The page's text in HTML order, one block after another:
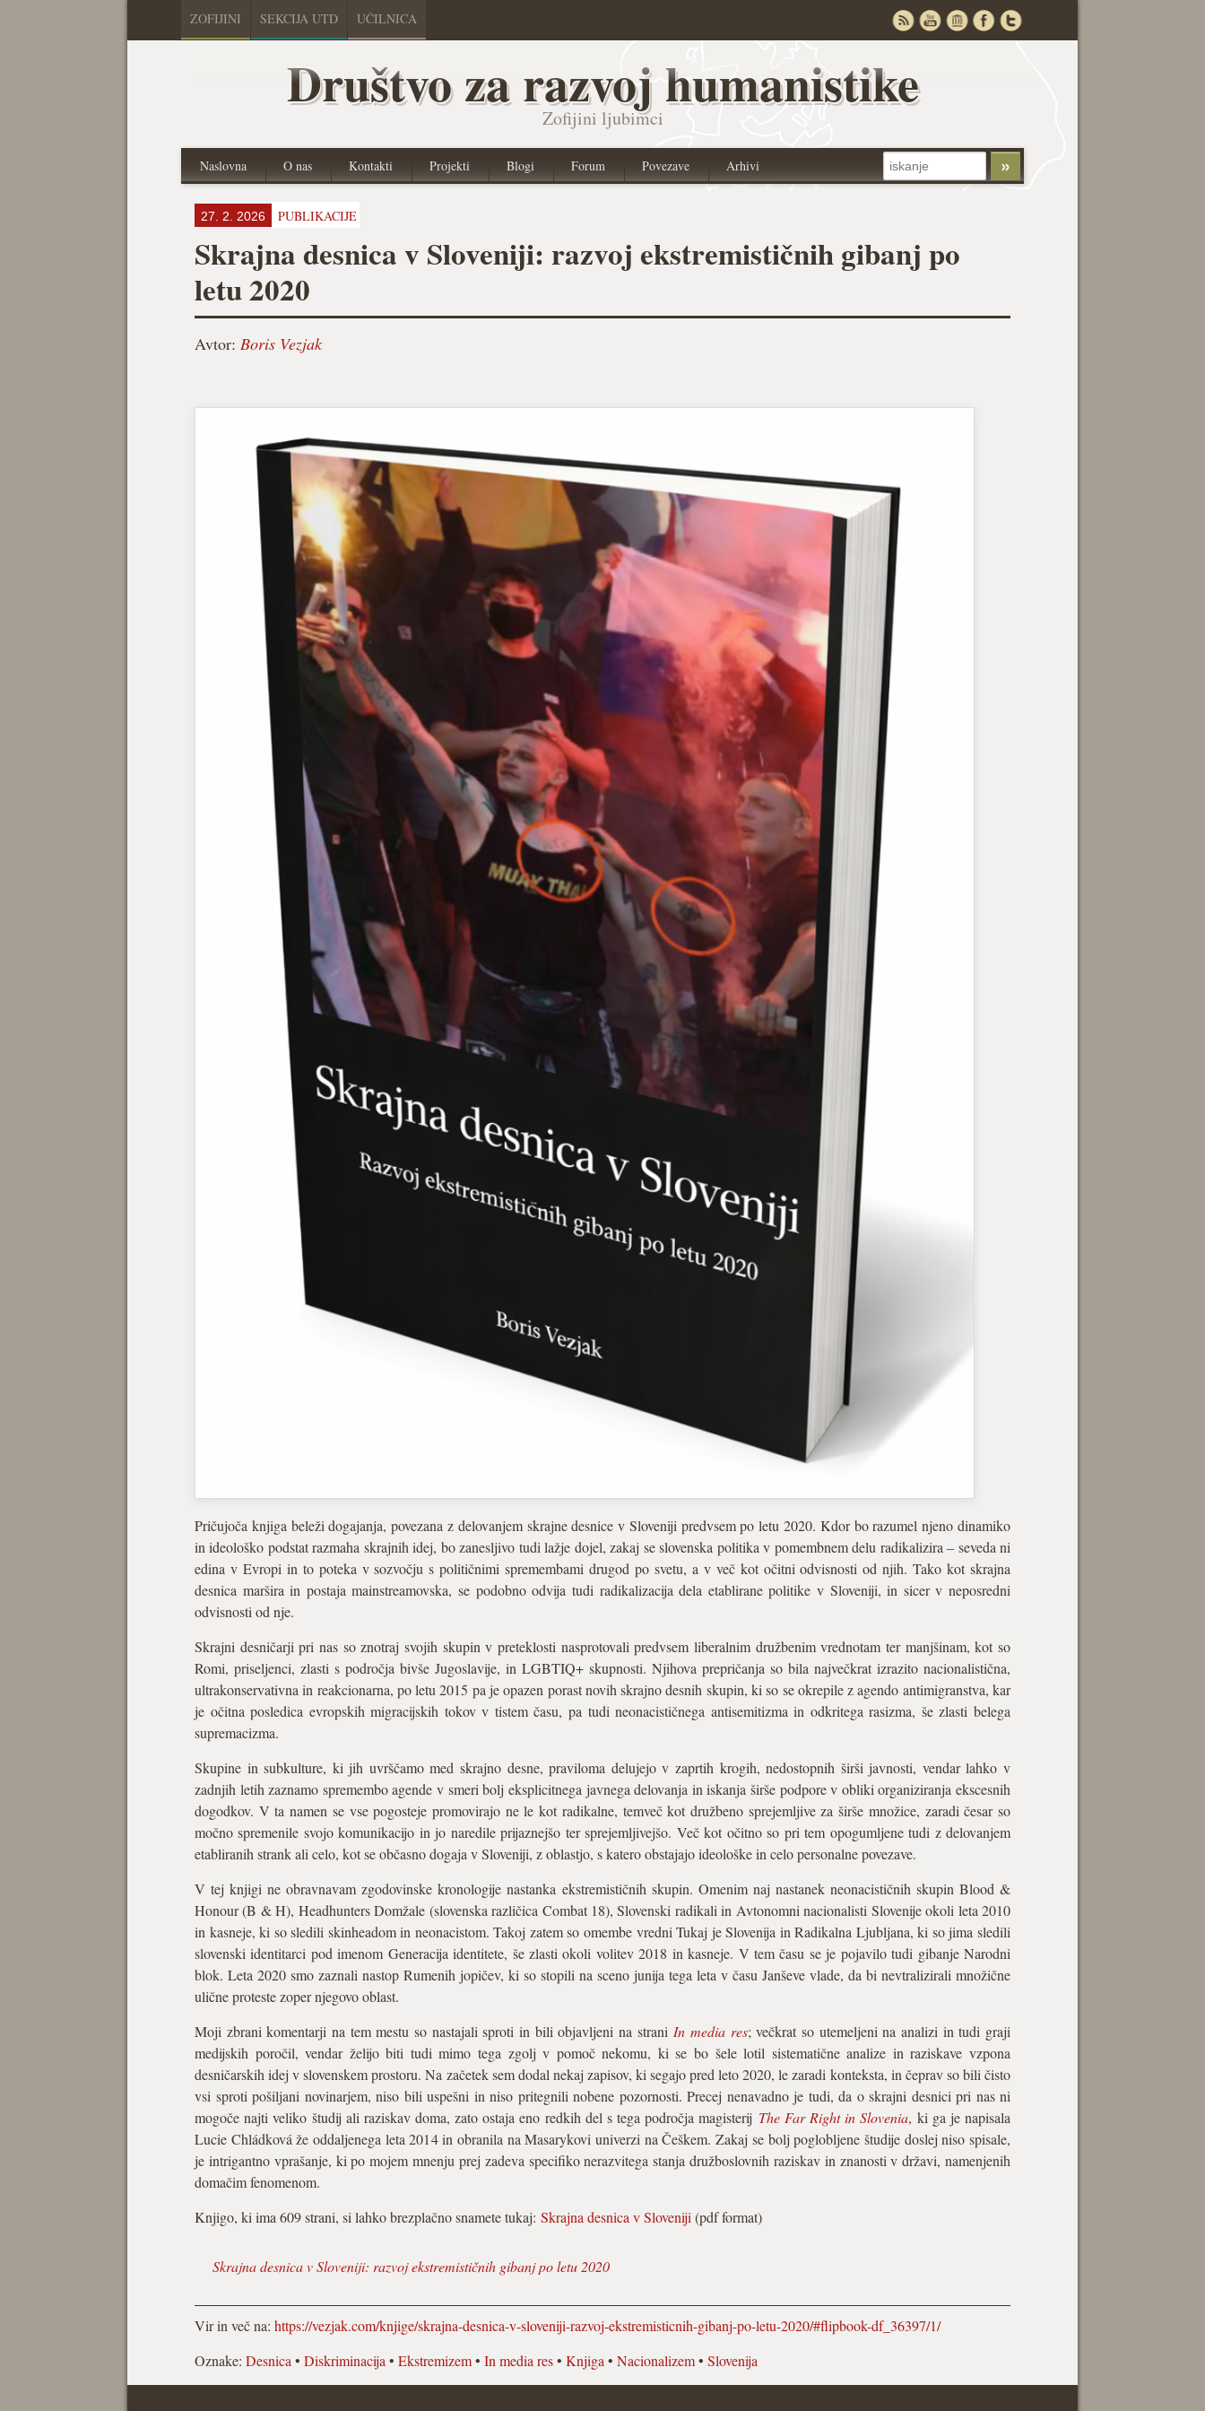
ZOFIJINI SEKCIJA UTD UČILNICA
Društvo za razvoj humanistike
Zofijini ljubimci
Naslovna O nas Kontakti Projekti Blogi Forum Povezave Arhivi
27. 2. 2026 PUBLIKACIJE
Skrajna desnica v Sloveniji: razvoj ekstremističnih gibanj po
letu 2020
Avtor: Boris Vezjak
Pričujoča knjiga beleži dogajanja, povezana z delovanjem skrajne desnice v Sloveniji predvsem po letu 2020. Kdor bo razumel njeno dinamiko
in ideološko podstat razmaha skrajnih idej, bo zanesljivo tudi lažje dojel, zakaj se slovenska politika v pomembnem delu radikalizira – seveda ni
edina v Evropi in to poteka v sozvočju s političnimi spremembami drugod po svetu, a v več kot očitni odvisnosti od njih. Tako kot skrajna
desnica maršira in postaja mainstreamovska, se podobno odvija tudi radikalizacija dela etablirane politike v Sloveniji, in sicer v neposredni
odvisnosti od nje.
Skrajni desničarji pri nas so znotraj svojih skupin v preteklosti nasprotovali predvsem liberalnim družbenim vrednotam ter manjšinam, kot so
Romi, priseljenci, zlasti s področja bivše Jugoslavije, in LGBTIQ+ skupnosti. Njihova prepričanja so bila največkrat izrazito nacionalistična,
ultrakonservativna in reakcionarna, po letu 2015 pa je opazen porast novih skrajno desnih skupin, ki so se okrepile z agendo antimigranstva, kar
je očitna posledica evropskih migracijskih tokov v tistem času, pa tudi neonacističnega antisemitizma in odkritega rasizma, še zlasti belega
supremacizma.
Skupine in subkulture, ki jih uvrščamo med skrajno desne, praviloma delujejo v zaprtih krogih, nedostopnih širši javnosti, vendar lahko v
zadnjih letih zaznamo spremembo agende v smeri bolj eksplicitnega javnega delovanja in iskanja širše podpore v obliki organiziranja ekscesnih
dogodkov. V ta namen se vse pogosteje promovirajo ne le kot radikalne, temveč kot družbeno sprejemljive za širše množice, zaradi česar so
močno spremenile svojo komunikacijo in jo naredile prijaznejšo ter sprejemljivejšo. Več kot očitno so pri tem opogumljene tudi z delovanjem
etabliranih strank ali celo, kot se občasno dogaja v Sloveniji, z oblastjo, s katero obstajajo ideološke in celo personalne povezave.
V tej knjigi ne obravnavam zgodovinske kronologije nastanka ekstremističnih skupin. Omenim naj nastanek neonacističnih skupin Blood &
Honour (B & H), Headhunters Domžale (slovenska različica Combat 18), Slovenski radikali in Avtonomni nacionalisti Slovenije okoli leta 2010
in kasneje, ki so sledili skinheadom in neonacistom. Takoj zatem so omembe vredni Tukaj je Slovenija in Radikalna Ljubljana, ki so jima sledili
slovenski identitarci pod imenom Generacija identitete, še zlasti okoli volitev 2018 in kasneje. V tem času se je pojavilo tudi gibanje Narodni
blok. Leta 2020 smo zaznali nastop Rumenih jopičev, ki so stopili na sceno junija tega leta v času Janševe vlade, da bi nevtralizirali množične
ulične proteste zoper njegovo oblast.
Moji zbrani komentarji na tem mestu so nastajali sproti in bili objavljeni na strani In media res; večkrat so utemeljeni na analizi in tudi graji
medijskih poročil, vendar želijo biti tudi mimo tega zgolj v pomoč nekomu, ki se bo šele lotil sistematične analize in raziskave vzpona
desničarskih idej v slovenskem prostoru. Na začetek sem dodal nekaj zapisov, ki segajo pred leto 2020, le zaradi konteksta, in čeprav so bili čisto
vsi sproti pošiljani novinarjem, niso bili uspešni in niso pritegnili nobene pozornosti. Precej nenavadno je tudi, da o skrajni desnici pri nas ni
mogoče najti veliko študij ali raziskav doma, zato ostaja eno redkih del s tega področja magisterij The Far Right in Slovenia, ki ga je napisala
Lucie Chládková že oddaljenega leta 2014 in obranila na Masarykovi univerzi na Češkem. Zakaj se bolj poglobljene študije doslej niso spisale,
je intrigantno vprašanje, ki po mojem mnenju prej zadeva specifiko nerazvitega stanja družboslovnih raziskav in znanosti v državi, namenjenih
domačim fenomenom.
Knjigo, ki ima 609 strani, si lahko brezplačno snamete tukaj: Skrajna desnica v Sloveniji (pdf format)
Skrajna desnica v Sloveniji: razvoj ekstremističnih gibanj po letu 2020
Vir in več na: https://vezjak.com/knjige/skrajna-desnica-v-sloveniji-razvoj-ekstremisticnih-gibanj-po-letu-2020/#flipbook-df_36397/1/
Oznake: Desnica • Diskriminacija • Ekstremizem• In media res• Knjiga • Nacionalizem• Slovenija